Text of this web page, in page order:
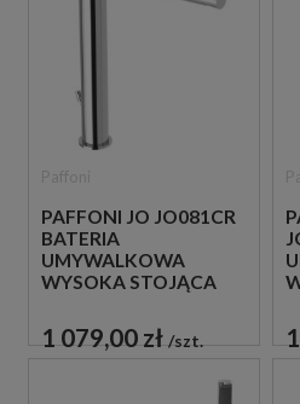
PAFFONI JO JO081CR
BATERIA
UMYWALKOWA
WYSOKA STOJĄCA
CHROM
1 079,00 zł szt.